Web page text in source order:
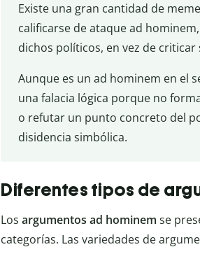
Existe una gran cantidad de
calificarse de ataque ad
dichos políticos, en vez de
Aunque es un ad hominem en el
una falacia lógica porque no
o refutar un punto concreto del
disidencia simbólica.
Diferentes tipos de
Los argumentos ad hominem se
categorías. Las variedades de